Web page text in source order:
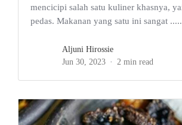
mencicipi salah satu kuliner khasnya,
pedas. Makanan yang satu ini sangat
Aljuni Hirossie
Jun 30, 2023
2 min read